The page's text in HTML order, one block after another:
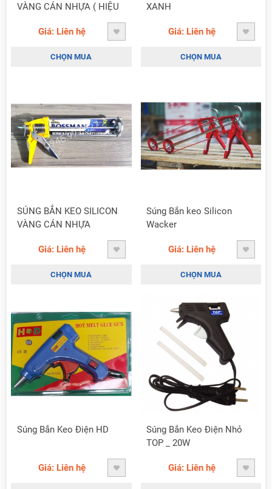
VÀNG CÁN NHỰA ( HIỆU
Giá: Liên hệ
CHỌN MUA
XANH
Giá: Liên hệ
CHỌN MUA
SÚNG BẮN KEO SILICON
VÀNG CÁN NHỰA
Giá: Liên hệ
CHỌN MUA
Súng Bắn keo Silicon
Wacker
Giá: Liên hệ
CHỌN MUA
Súng Bắn Keo Điện HD
Giá: Liên hệ
Súng Bắn Keo Điện Nhỏ
TOP _ 20W
Giá: Liên hệ